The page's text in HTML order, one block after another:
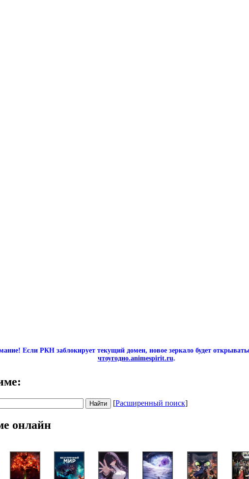
Если РКН заблокирует текущий домен, новое зеркало будет
чтоугодно.animespirit.ru.
[Расширенный поиск]
онлайн